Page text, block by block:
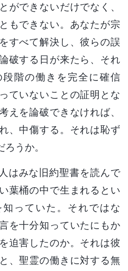
ができないだけでなく、
もできない。あなたが宗
すべて解決し、彼らの誤
破する日が来たら、それ
階の働きを完全に確信
ていないことの証明とな
えを論破できなければ、
、中傷する。それは恥ず
うか。
はみな旧約聖書を読んで
葉桶の中で生まれるとい
っていた。それではな
を十分知っていたにもか
迫害したのか。それは彼
、聖霊の働きに対する無